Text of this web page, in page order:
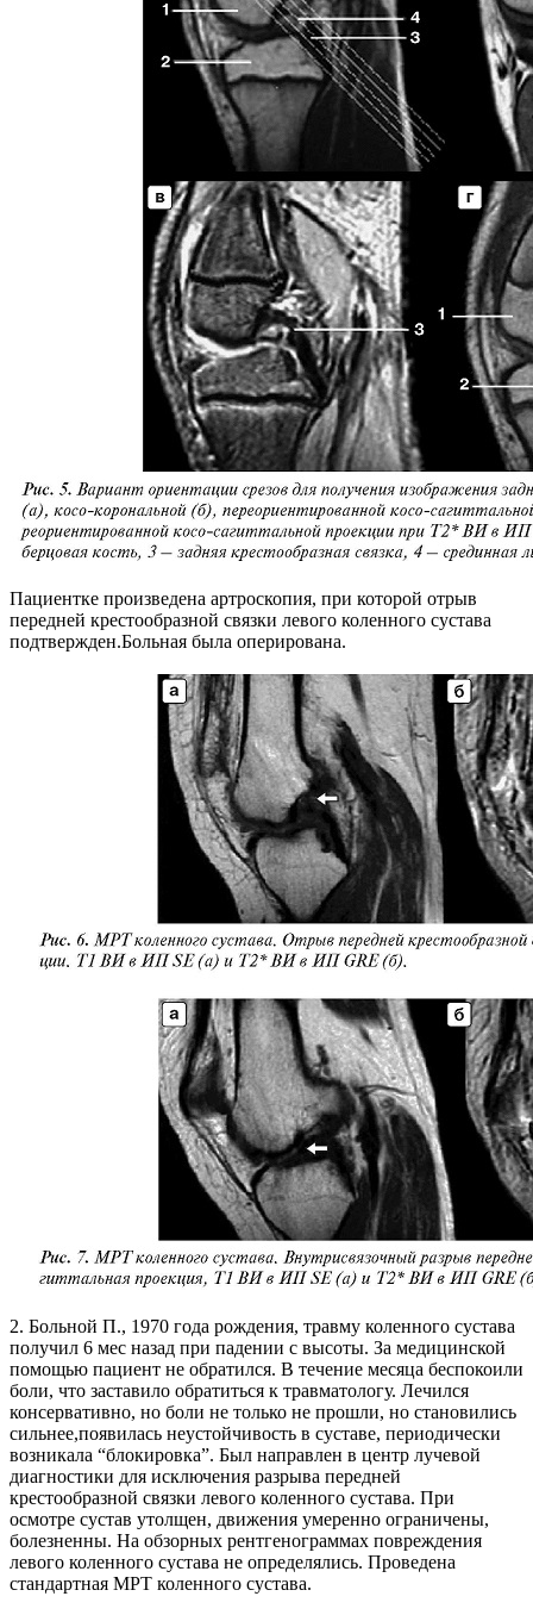
Пациентке произведена артроскопия, при которой отрыв
передней крестообразной связки левого коленного сустава
подтвержден.Больная была оперирована.
2. Больной П., 1970 года рождения, травму коленного сустава
получил 6 мес назад при падении с высоты. За медицинской
помощью пациент не обратился. В течение месяца беспокоили
боли, что заставило обратиться к травматологу. Лечился
консервативно, но боли не только не прошли, но становились
сильнее,появилась неустойчивость в суставе, периодически
возникала “блокировка”. Был направлен в центр лучевой
диагностики для исключения разрыва передней
крестообразной связки левого коленного сустава. При
осмотре сустав утолщен, движения умеренно ограничены,
болезненны. На обзорных рентгенограммах повреждения
левого коленного сустава не определялись. Проведена
стандартная МРТ коленного сустава.